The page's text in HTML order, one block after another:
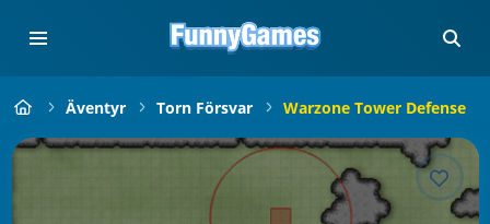
Äventyr Torn Försvar Warzone Tower Defense